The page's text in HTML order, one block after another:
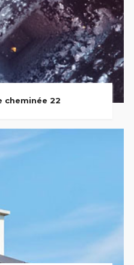
cheminée 22